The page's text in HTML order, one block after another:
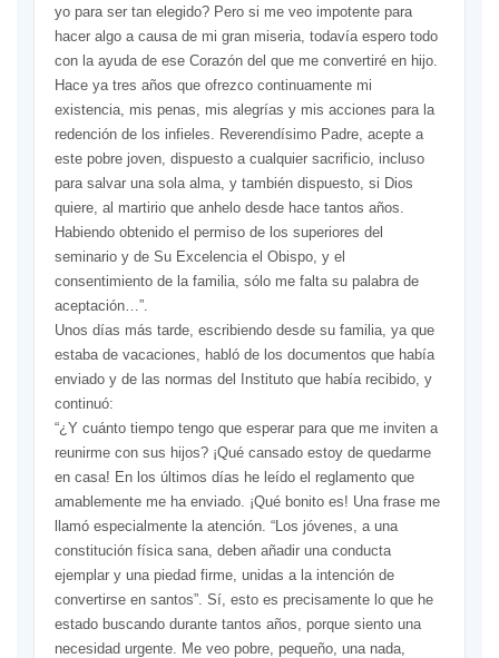
yo para ser tan elegido? Pero si me veo impotente para
hacer algo a causa de mi gran miseria, todavía espero todo
con la ayuda de ese Corazón del que me convertiré en hijo.
Hace ya tres años que ofrezco continuamente mi
existencia, mis penas, mis alegrías y mis acciones para la
redención de los infieles. Reverendísimo Padre, acepte a
este pobre joven, dispuesto a cualquier sacrificio, incluso
para salvar una sola alma, y también dispuesto, si Dios
quiere, al martirio que anhelo desde hace tantos años.
Habiendo obtenido el permiso de los superiores del
seminario y de Su Excelencia el Obispo, y el
consentimiento de la familia, sólo me falta su palabra de
aceptación…”.
Unos días más tarde, escribiendo desde su familia, ya que
estaba de vacaciones, habló de los documentos que había
enviado y de las normas del Instituto que había recibido, y
continuó:
“¿Y cuánto tiempo tengo que esperar para que me inviten a
reunirme con sus hijos? ¡Qué cansado estoy de quedarme
en casa! En los últimos días he leído el reglamento que
amablemente me ha enviado. ¡Qué bonito es! Una frase me
llamó especialmente la atención. “Los jóvenes, a una
constitución física sana, deben añadir una conducta
ejemplar y una piedad firme, unidas a la intención de
convertirse en santos”. Sí, esto es precisamente lo que he
estado buscando durante tantos años, porque siento una
necesidad urgente. Me veo pobre, pequeño, una nada,